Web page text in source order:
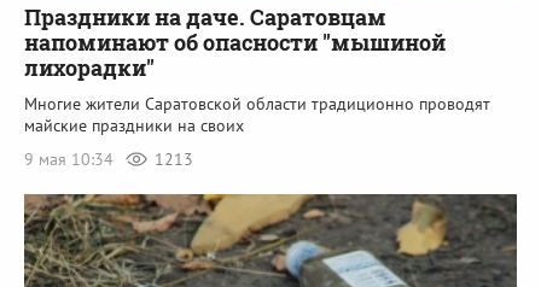
Праздники на даче. Саратовцам
напоминают об опасности "мышиной
лихорадки"
Многие жители Саратовской области традиционно проводят
майские праздники на своих
9 мая 10:34
1213